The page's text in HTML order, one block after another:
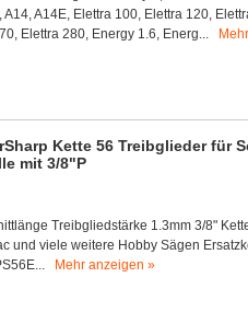
A14E, Elettra 100, Elettra 120,
Elettra 280, Energy 1.6, Energ...
Kette 56 Treibglieder für
mit 3/8"P
Treibgliedstärke 1.3mm 3/8"
und viele weitere Hobby Sägen
Mehr anzeigen »